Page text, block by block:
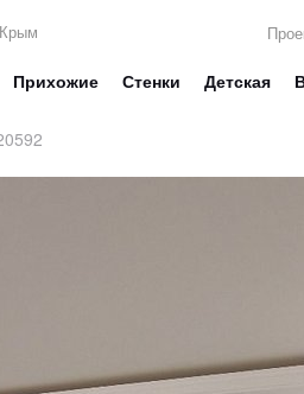
Прихожие Стенки Детская